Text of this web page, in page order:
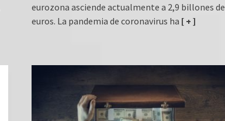
eurozona asciende actualmente a 2,9 billones de
euros. La pandemia de coronavirus ha [ + ]